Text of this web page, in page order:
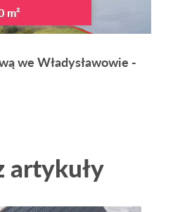
m²
we Władysławowie -
artykuły